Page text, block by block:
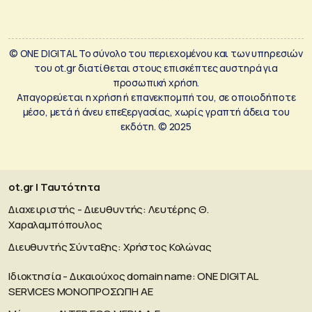
© ONE DIGITAL Το σύνολο του περιεχομένου και των υπηρεσιών
του ot.gr διατίθεται στους επισκέπτες αυστηρά για
προσωπική χρήση.
Απαγορεύεται η χρήση ή επανεκπομπή του, σε οποιοδήποτε
μέσο, μετά ή άνευ επεξεργασίας, χωρίς γραπτή άδεια του
εκδότη. © 2025
ot.gr | Ταυτότητα
Διαχειριστής - Διευθυντής: Λευτέρης Θ.
Χαραλαμπόπουλος
Διευθυντής Σύνταξης: Χρήστος Κολώνας
Ιδιοκτησία - Δικαιούχος domain name: ΟΝΕ DIGITAL
SERVICES MONOΠΡΟΣΩΠΗ ΑΕ